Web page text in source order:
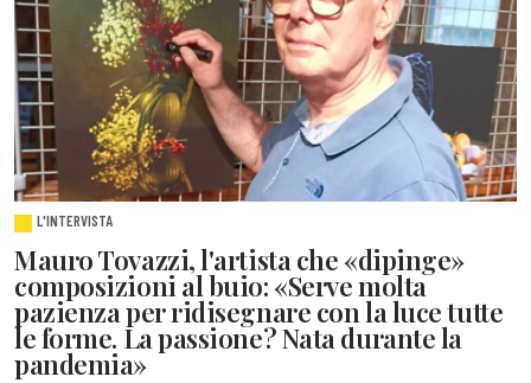
L'INTERVISTA
Mauro Tovazzi, l'artista che «dipinge»
composizioni al buio: «Serve molta
pazienza per ridisegnare con la luce tutte
le forme. La passione? Nata durante la
pandemia»